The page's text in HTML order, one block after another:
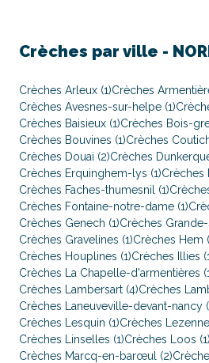
Crèches par ville -
Crèches Arleux (1)Crèches
Crèches Avesnes-sur-helpe (1)
Crèches Baisieux (1)Crèches Bois-
Crèches Bouvines (1)Crèches
Crèches Douai (2)Crèches
Crèches Erquinghem-lys (1)Crèches
Crèches Faches-thumesnil (1)
Crèches Fontaine-notre-dame (1)
Crèches Genech (1)Crèches
Crèches Gravelines (1)Crèches Hem
Crèches Houplines (1)Crèches Illies
Crèches La Chapelle-d'armentières
Crèches Lambersart (4)Crèches
Crèches Laneuveville-devant-nancy
Crèches Lesquin (1)Crèches
Crèches Linselles (1)Crèches Loos (1)
Crèches Marcq-en-barœul (2)